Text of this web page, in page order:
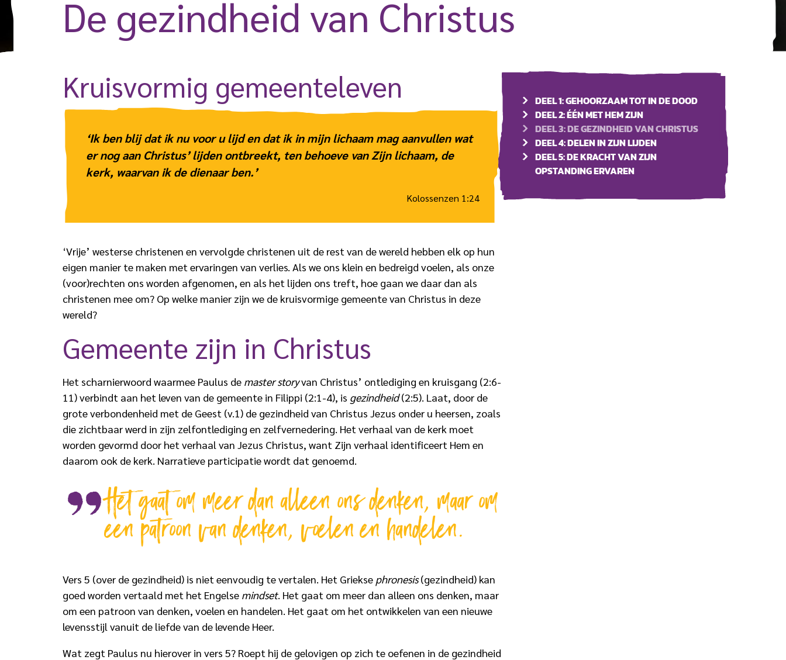
De gezindheid van Christus
Kruisvormig gemeente­leven
‘Ik ben blij dat ik nu voor u lijd en dat ik in mijn lichaam mag aanvullen wat
er nog aan Christus’ lijden ontbreekt, ten behoeve van Zijn lichaam, de
kerk, waarvan ik de dienaar ben.’
Kolossenzen 1:24
‘Vrije’ westerse christenen en vervolgde christenen uit de rest van de wereld hebben elk op hun
eigen manier te maken met ervaringen van verlies. Als we ons klein en bedreigd voelen, als onze
(voor)rechten ons worden afgenomen, en als het lijden ons treft, hoe gaan we daar dan als
christenen mee om? Op welke manier zijn we de kruisvormige gemeente van Christus in deze
wereld?
Gemeente zijn in Christus
Het scharnierwoord waarmee Paulus de master storyvan Christus’ ontlediging en kruisgang (2:6-
11) verbindt aan het leven van de gemeente in Filippi (2:1-4), is gezindheid(2:5). Laat, door de
grote verbondenheid met de Geest (v.1) de gezindheid van Christus Jezus onder u heersen, zoals
die zichtbaar werd in zijn zelfontlediging en zelfvernedering. Het verhaal van de kerk moet
worden gevormd door het verhaal van Jezus Christus, want Zijn verhaal identificeert Hem en
daarom ook de kerk. Narratieve participatie wordt dat genoemd.
Het gaat om meer dan alleen ons denken, maar om
een patroon van denken, voelen en handelen.
Vers 5 (over de gezindheid) is niet eenvoudig te vertalen. Het Griekse phronesis(gezindheid) kan
goed worden vertaald met het Engelse mindset. Het gaat om meer dan alleen ons denken, maar
om een patroon van denken, voelen en handelen. Het gaat om het ontwikkelen van een nieuwe
levensstijl vanuit de liefde van de levende Heer.
Wat zegt Paulus nu hierover in vers 5? Roept hij de gelovigen op zich te oefenen in de gezindheid
DEEL 1: GEHOORZAAM TOT IN DE DOOD
DEEL 2: ÉÉN MET HEM ZIJN
DEEL 3: DE GEZINDHEID VAN CHRISTUS
DEEL 4: DELEN IN ZIJN LIJDEN
DEEL 5: DE KRACHT VAN ZIJN
OPSTANDING ERVAREN